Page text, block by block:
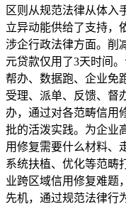
区则从规范法律从体入
立异动能供给了支持，
涉企行政法律方面。削
元贷款仅用了3天时间
帮办、数据跑、企业免
受理、派单、反馈、督
办，通过对各范畴信用
批的活泼实践。为企业
用修复需要什么材料、
系统扶植、优化等范畴
业跨区域信用修复难题
先机，通过规范法律行